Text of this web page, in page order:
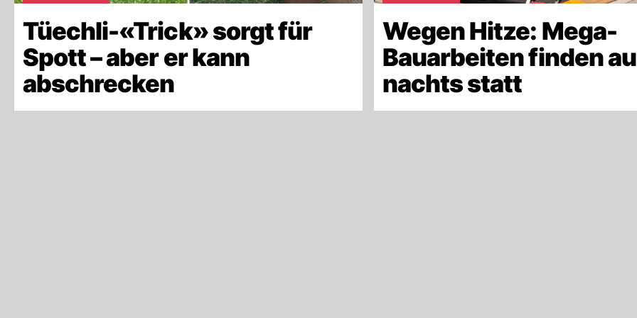
Tüechli-«Trick» sorgt für
Spott – aber er kann
abschrecken
Wegen Hitze: Mega-
Bauarbeiten finden
nachts statt